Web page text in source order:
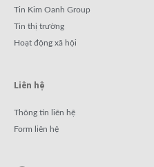
Tin Kim Oanh Group
Tin thị trường
Hoạt động xã hội
Liên hệ
Thông tin liên hệ
Form liên hệ